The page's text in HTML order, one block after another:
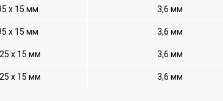
х 15 мм 3,6 мм
х 15 мм 3,6 мм
х 15 мм 3,6 мм
х 15 мм 3,6 мм